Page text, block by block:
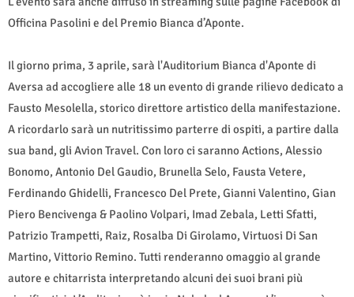
Officina Pasolini e del Premio Bianca d’Aponte.
Il giorno prima, 3 aprile, sarà l'Auditorium Bianca d'Aponte di
Aversa ad accogliere alle 18 un evento di grande rilievo dedicato a
Fausto Mesolella, storico direttore artistico della manifestazione.
A ricordarlo sarà un nutritissimo parterre di ospiti, a partire dalla
sua band, gli Avion Travel. Con loro ci saranno Actions, Alessio
Bonomo, Antonio Del Gaudio, Brunella Selo, Fausta Vetere,
Ferdinando Ghidelli, Francesco Del Prete, Gianni Valentino, Gian
Piero Bencivenga & Paolino Volpari, Imad Zebala, Letti Sfatti,
Patrizio Trampetti, Raiz, Rosalba Di Girolamo, Virtuosi Di San
Martino, Vittorio Remino. Tutti renderanno omaggio al grande
autore e chitarrista interpretando alcuni dei suoi brani più